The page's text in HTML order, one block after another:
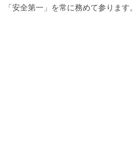
「安全第一」を常に務めて参ります。